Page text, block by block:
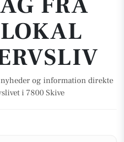
og information direkte
i 7800 Skive